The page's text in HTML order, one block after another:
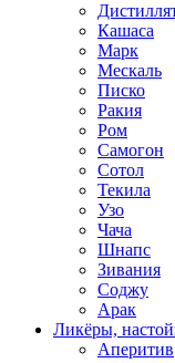
Кашаса
Марк
Мескаль
Писко
Ракия
Ром
Самогон
Сотол
Текила
Узо
Чача
Шнапс
Зивания
Соджу
Арак
Ликёры,
Аперитив